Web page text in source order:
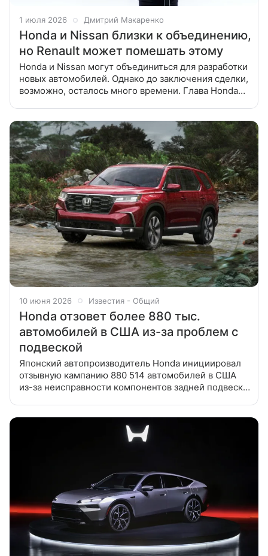
1 июля 2026 Дмитрий Макаренко
Honda и Nissan близки к объединению,
но Renault может помешать этому
Honda и Nissan могут объединиться для разработки
новых автомобилей. Однако до заключения сделки,
возможно, осталось много времени. Глава Honda
10 июня 2026 Известия - Общий
Honda отзовет более 880 тыс.
автомобилей в США из-за проблем с
подвеской
Японский автопроизводитель Honda инициировал
отзывную кампанию 880 514 автомобилей в США
из-за неисправности компонентов задней подвески.